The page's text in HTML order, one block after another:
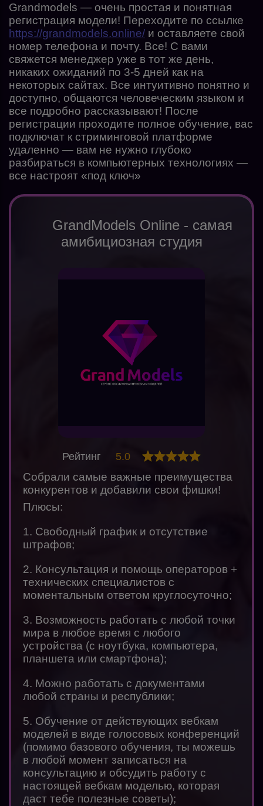
Grandmodels — очень простая и понятная
регистрация модели! Переходите по ссылке
https://grandmodels.online/ и оставляете свой
номер телефона и почту. Все! С вами
свяжется менеджер уже в тот же день,
никаких ожиданий по 3-5 дней как на
некоторых сайтах. Все интуитивно понятно и
доступно, общаются человеческим языком и
все подробно рассказывают! После
регистрации проходите полное обучение, вас
подключат к стриминговой платформе
удаленно — вам не нужно глубоко
разбираться в компьютерных технологиях —
все настроят «под ключ»
GrandModels Online - самая
амибициозная студия
Собрали самые важные преимущества
конкурентов и добавили свои фишки!
Плюсы:
1. Свободный график и отсутствие
штрафов;
2. Консультация и помощь операторов +
технических специалистов с
моментальным ответом круглосуточно;
3. Возможность работать с любой точки
мира в любое время с любого
устройства (с ноутбука, компьютера,
планшета или смартфона);
4. Можно работать с документами
любой страны и республики;
5. Обучение от действующих вебкам
моделей в виде голосовых конференций
(помимо базового обучения, ты можешь
в любой момент записаться на
консультацию и обсудить работу с
настоящей вебкам моделью, которая
даст тебе полезные советы);
Рейтинг 5.0